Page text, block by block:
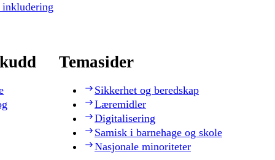
Temasider
Sikkerhet og beredskap
Læremidler
Digitalisering
Samisk i barnehage og skole
Nasjonale minoriteter